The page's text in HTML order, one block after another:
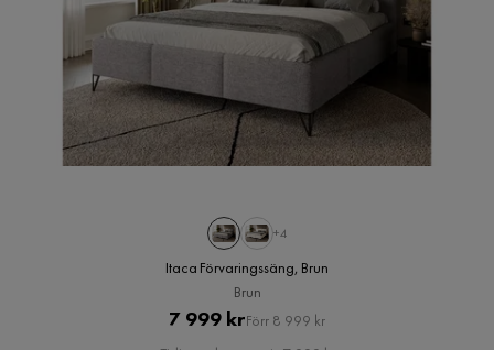
+4
Itaca Förvaringssäng, Brun
Brun
Pris
7 999 krOriginal
Förr 8 999 kr